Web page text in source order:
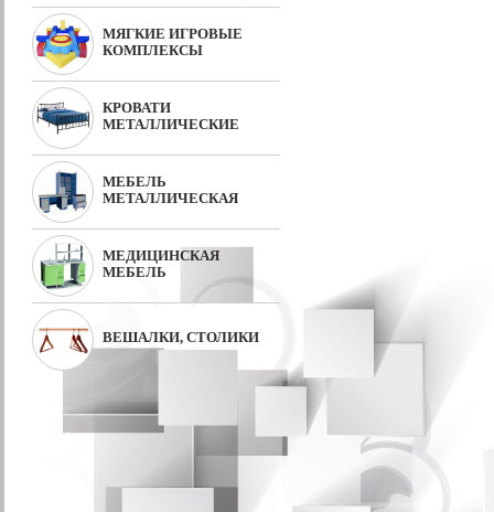
МЯГКИЕ ИГРОВЫЕ
КОМПЛЕКСЫ
КРОВАТИ
МЕТАЛЛИЧЕСКИЕ
МЕБЕЛЬ
МЕТАЛЛИЧЕСКАЯ
МЕДИЦИНСКАЯ
МЕБЕЛЬ
ВЕШАЛКИ, СТОЛИКИ